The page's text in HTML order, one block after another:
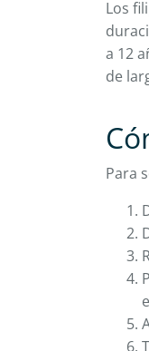
Los
a 12
de
Para